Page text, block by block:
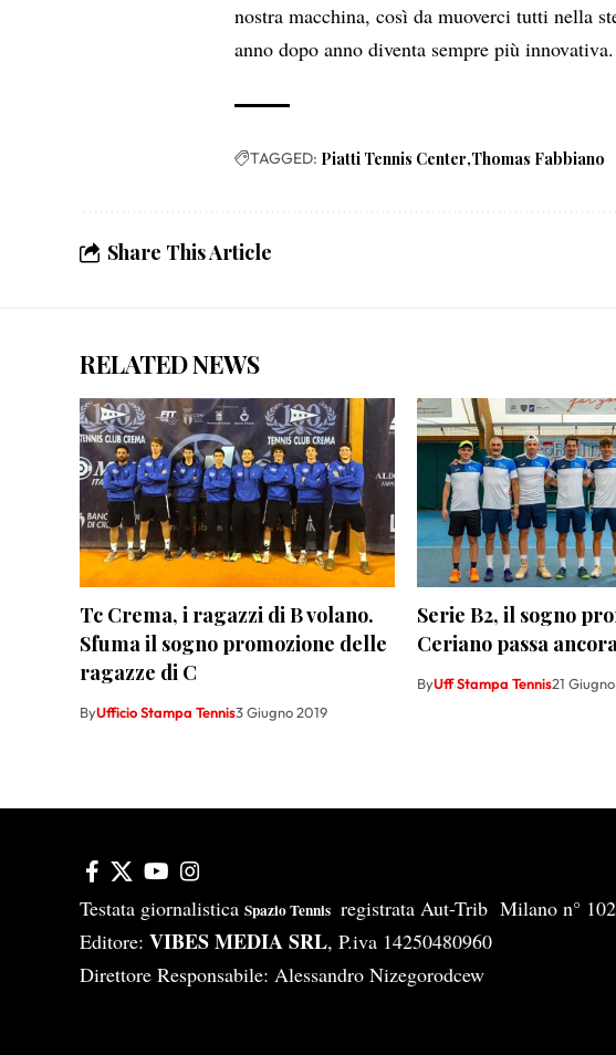
nostra macchina, così da muoverci tutti nella
anno dopo anno diventa sempre più
TAGGED: Piatti Tennis Center Thomas Fabbiano
Share This Article
RELATED NEWS
Tc Crema, i ragazzi di B volano.
Sfuma il sogno promozione delle
ragazze di C
ByUfficio Stampa Tennis3 Giugno 2019
Serie B2, il sogno
Ceriano passa
ByUff Stampa Tennis21
Testata giornalistica Spazio Tennis registrata Aut-Trib Milano n°
Editore: VIBES MEDIA SRL, P.iva 14250480960
Direttore Responsabile: Alessandro Nizegorodcew